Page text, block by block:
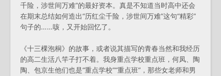
千险，涉世间万难”的最好资本。真是不知道当时高中还会
在期末总结如何造出“历红尘千险，涉世间万难”这句“精彩”
句子的……咳，又开始回忆了。
《十三棵泡桐》的故事，或者说其描写的青春当然和我经历
的高二生活八竿子打不着。我身重点学校重点班，何凤、陶
陶、包京生他们也是“重点学校”“重点班”，那些女老师和男